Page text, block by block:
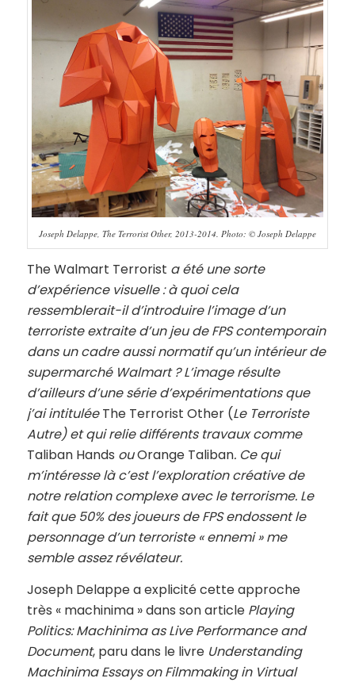
Joseph Delappe, The Terrorist Other, 2013-2014. Photo: © Joseph Delappe
The Walmart Terrorist a été une sorte
d’expérience visuelle : à quoi cela
ressemblerait-il d’introduire l’image d’un
terroriste extraite d’un jeu de FPS contemporain
dans un cadre aussi normatif qu’un intérieur de
supermarché Walmart ? L’image résulte
d’ailleurs d’une série d’expérimentations que
j’ai intituléeThe Terrorist Other (Le Terroriste
Autre) et qui relie différents travaux comme
Taliban Hands ouOrange Taliban. Ce qui
m’intéresse là c’est l’exploration créative de
notre relation complexe avec le terrorisme. Le
fait que 50% des joueurs de FPS endossent le
personnage d’un terroriste « ennemi » me
semble assez révélateur.
Joseph Delappe a explicité cette approche
très « machinima » dans son article Playing
Politics: Machinima as Live Performance and
Document, paru dans le livre Understanding
Machinima Essays on Filmmaking in Virtual